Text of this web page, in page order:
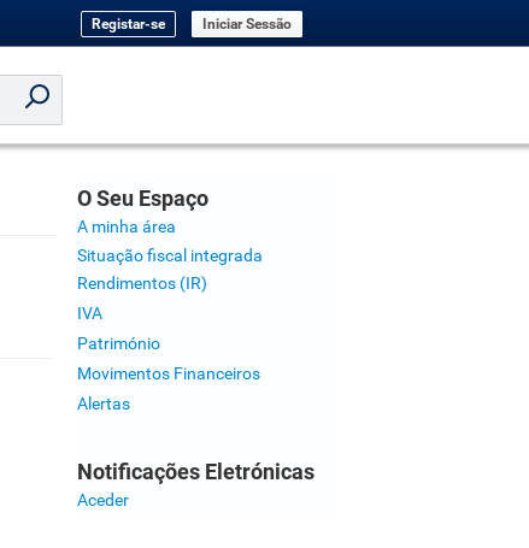
Registar-se Iniciar Sessão
O Seu Espaço
A minha área
Situação fiscal integrada
Rendimentos (IR)
IVA
Património
Movimentos Financeiros
Alertas
Notificações Eletrónicas
Aceder